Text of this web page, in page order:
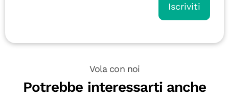
Iscriviti
Vola con noi
Potrebbe interessarti anche